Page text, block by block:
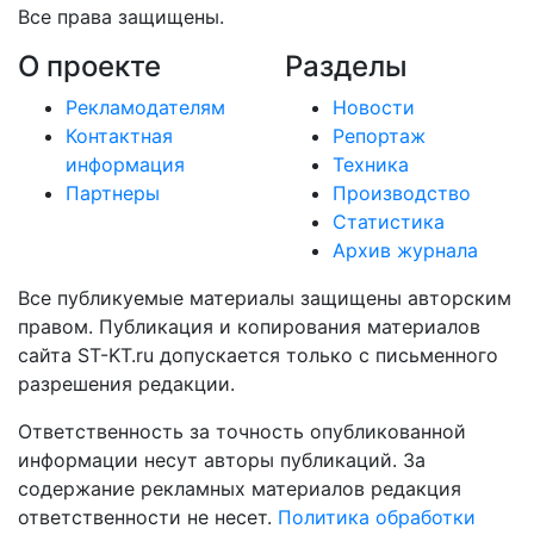
Все права защищены.
О проекте
Рекламодателям
Контактная
информация
Партнеры
Разделы
Новости
Репортаж
Техника
Производство
Статистика
Архив журнала
Все публикуемые материалы защищены авторским
правом. Публикация и копирования материалов
сайта ST-KT.ru допускается только с письменного
разрешения редакции.
Ответственность за точность опубликованной
информации несут авторы публикаций. За
содержание рекламных материалов редакция
ответственности не несет. Политика обработки